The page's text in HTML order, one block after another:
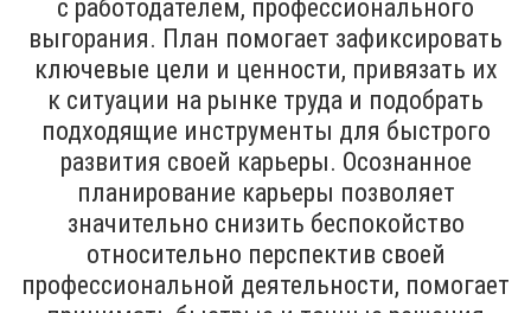
с работодателем, профессионального
выгорания. План помогает зафиксировать
ключевые цели и ценности, привязать их
к ситуации на рынке труда и подобрать
подходящие инструменты для быстрого
развития своей карьеры. Осознанное
планирование карьеры позволяет
значительно снизить беспокойство
относительно перспектив своей
профессиональной деятельности, помогает